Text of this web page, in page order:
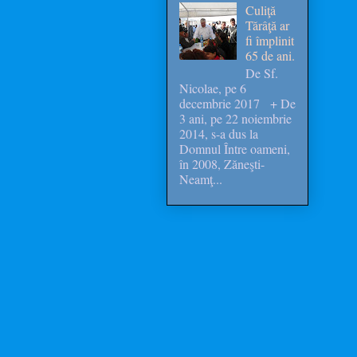
Culiţă
Tărâţă ar
fi împlinit
65 de ani.
De Sf.
Nicolae, pe 6
decembrie 2017 + De
3 ani, pe 22 noiembrie
2014, s-a dus la
Domnul Între oameni,
în 2008, Zăneşti-
Neamţ...